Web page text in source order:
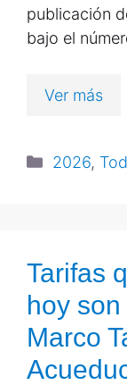
publicación
bajo el
Ver más
2026,
Tarifas
hoy
Marco